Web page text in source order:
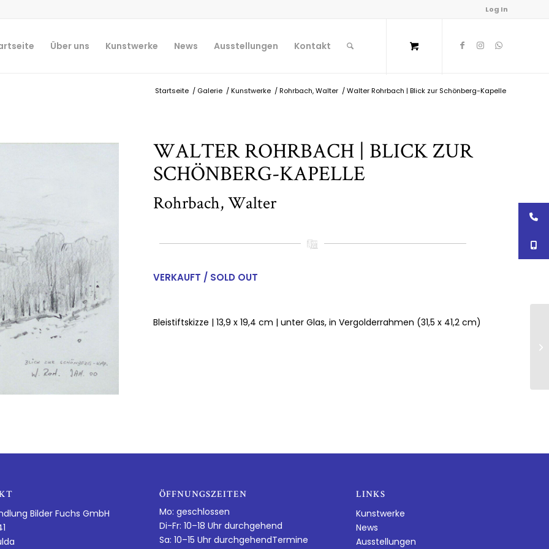
Log In
Über uns Kunstwerke News Ausstellungen Kontakt
Startseite / Galerie /Kunstwerke /Rohrbach, Walter /Walter Rohrbach | Blick zur Schönberg-Kapelle
WALTER ROHRBACH | BLICK ZUR
SCHÖNBERG-KAPELLE
Rohrbach, Walter
VERKAUFT / SOLD OUT
Bleistiftskizze | 13,9 x 19,4 cm | unter Glas, in Vergolderrahmen (31,5 x 41,2 cm)
Bilder Fuchs GmbH
ÖFFNUNGSZEITEN
Mo: geschlossen
Di-Fr: 10–18 Uhr durchgehend
Sa: 10–15 Uhr durchgehendTermine
LINKS
Kunstwerke
News
Ausstellungen